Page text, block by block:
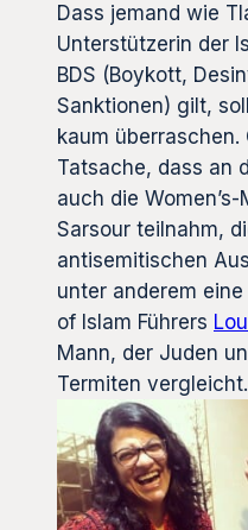
Dass jemand wie
Unterstützerin der
BDS (Boykott,
Sanktionen) gilt,
kaum
Tatsache, dass an
auch die
Sarsour teilnahm,
antisemitischen
unter anderem
of Islam Führers
Mann, der Juden
Termiten vergleicht.